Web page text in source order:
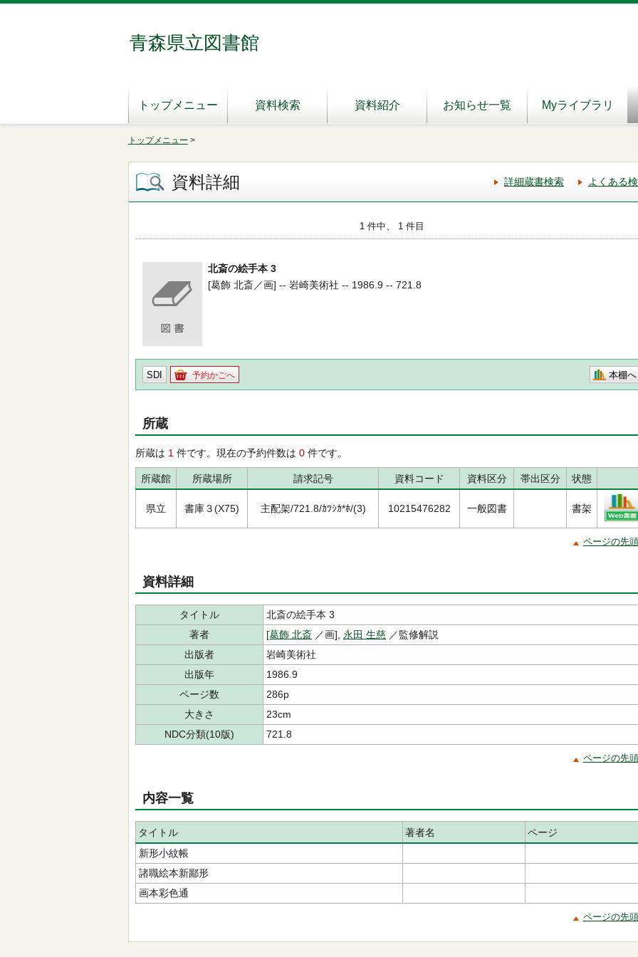
青森県立図書館
トップメニュー 資料検索 資料紹介 お知らせ一覧 Myライブラリ
トップメニュー >
資料詳細 詳細蔵書検索 よくある
1 件中、 1 件目
北斎の絵手本 3
[葛飾 北斎／画] -- 岩崎美術社 -- 1986.9 -- 721.8
SDI 予約かごへ 本棚へ
所蔵
所蔵は 1 件です。現在の予約件数は 0 件です。
所蔵館 所蔵場所 請求記号 資料コード 資料区分 帯出区分 状態
県立 書庫３(X75) 主配架/721.8/ｶﾂｼｶ*ﾎ/(3) 10215476282 一般図書 書架
ページの先
資料詳細
タイトル
北斎の絵手本 3
著者
[葛飾 北斎 ／画], 永田 生慈 ／監修解説
出版者
岩崎美術社
出版年
1986.9
ページ数
286p
大きさ
23cm
NDC分類(10版)
721.8
ページの先
内容一覧
タイトル 著者名
ページ
新形小紋帳
諸職絵本新鄙形
画本彩色通
ページの先